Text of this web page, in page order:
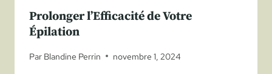
Prolonger l’Efficacité de Votre
Épilation
Par Blandine Perrin novembre 1, 2024